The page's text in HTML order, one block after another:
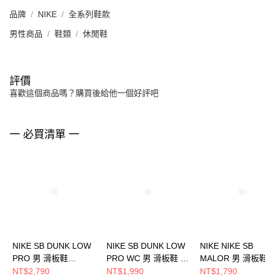
品牌 NIKE 全系列鞋款
男性商品 鞋類 休閒鞋
評價
喜歡這個商品嗎？購買後給他一個好評吧
一 必買清單 一
NIKE SB DUNK LOW
PRO 男 滑板鞋
FJ1674300
NT$2,790
NIKE SB DUNK LOW
PRO WC 男 滑板鞋 棕
FQ7585200
NT$1,990
NIKE NIKE SB
MALOR 男 滑板
FV6064201
NT$1,790